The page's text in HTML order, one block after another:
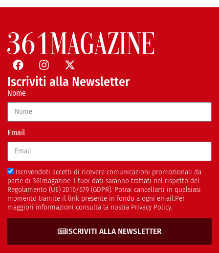
Iscriviti alla Newsletter
Nome
Email
Iscrivendoti accetti di ricevere comunicazioni promozionali da
parte di 361magazine. I tuoi dati saranno trattati nel rispetto del
Regolamento (UE) 2016/679 (GDPR). Potrai cancellarti in qualsiasi
momento tramite il link presente in fondo a ogni email.Per
maggiori informazioni consulta la nostra Privacy Policy.
ISCRIVITI ALLA NEWSLETTER